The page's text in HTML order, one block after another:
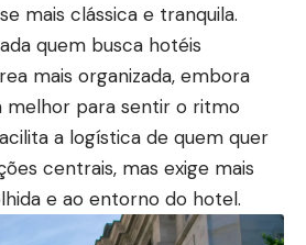
mais clássica e tranquila.
quem busca hotéis
mais organizada, embora
melhor para sentir o ritmo
a logística de quem quer
centrais, mas exige mais
e ao entorno do hotel.